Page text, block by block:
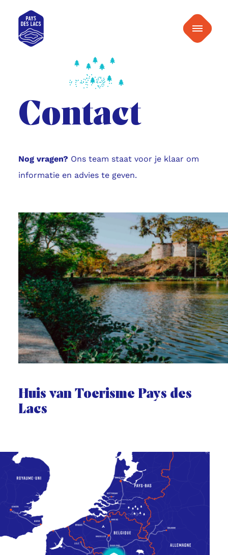
Pays
des
Menu
Contact
Nog vragen? Ons team staat voor je klaar om
informatie en advies te geven.
Huis van Toerisme Pays des
Lacs